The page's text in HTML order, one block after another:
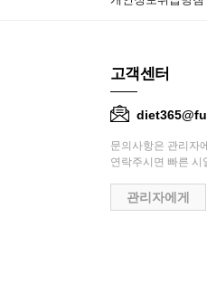
고객센터
문의사항은 관리자
연락주시면 빠른
관리자에게